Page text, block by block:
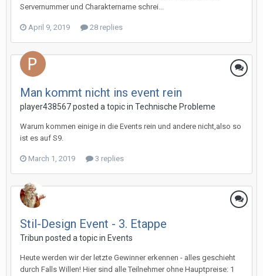
Servernummer und Charaktername schrei...
April 9, 2019 28 replies
Man kommt nicht ins event rein
player438567 posted a topic in Technische Probleme
Warum kommen einige in die Events rein und andere nicht,also so
ist es auf S9.
March 1, 2019 3 replies
Stil-Design Event - 3. Etappe
Tribun posted a topic in Events
Heute werden wir der letzte Gewinner erkennen - alles geschieht
durch Falls Willen! Hier sind alle Teilnehmer ohne Hauptpreise: 1